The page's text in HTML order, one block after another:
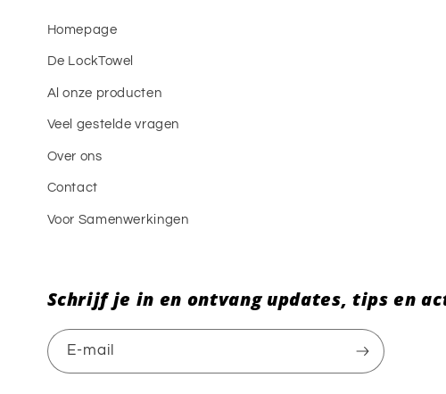
Homepage
De LockTowel
Al onze producten
Veel gestelde vragen
Over ons
Contact
Voor Samenwerkingen
Schrijf je in en ontvang updates, tips en
E‑mail